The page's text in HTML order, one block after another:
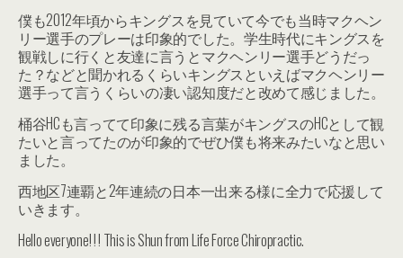
僕も2012年頃からキングスを見ていて今でも当時マクヘン
リー選手のプレーは印象的でした。学生時代にキングスを
観戦しに行くと友達に言うとマクヘンリー選手どうだっ
た？などと聞かれるくらいキングスといえばマクヘンリー
選手って言うくらいの凄い認知度だと改めて感じました。
桶谷HCも言ってて印象に残る言葉がキングスのHCとして観
たいと言ってたのが印象的でぜひ僕も将来みたいなと思い
ました。
西地区7連覇と2年連続の日本一出来る様に全力で応援して
いきます。
Hello everyone! ! ! This is Shun from Life Force Chiropractic.